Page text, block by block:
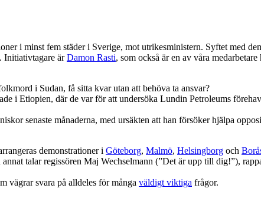
i minst fem städer i Sverige, mot utrikesministern. Syftet med
Initiativtagare ärDamon Rasti, som också är en av våra
i Sudan, få sitta kvar utan att behöva ta ansvar?
i Etiopien, där de var för att undersöka Lundin Petroleums
senaste månaderna, med ursäkten att han försöker hjälpa
demonstrationer i Göteborg, Malmö, Helsingborg och
talar regissören Maj Wechselmann (”Det är upp till dig!”),
vägrar svara på alldeles för många väldigt viktiga frågor.